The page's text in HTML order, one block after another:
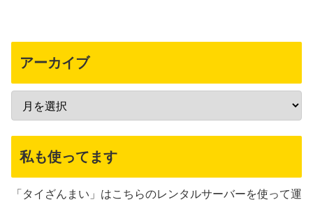
アーカイブ
私も使ってます
「タイざんまい」はこちらのレンタルサーバーを使って運